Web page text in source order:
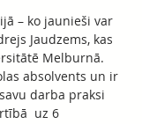
– ko jaunieši var
Jaudzems, kas
Melburnā.
absolvents un ir
darba praksi
uz 6